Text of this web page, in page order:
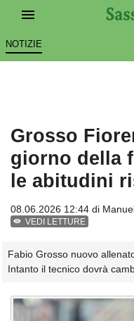
NOTIZIE
Grosso
giorno della
le abitudini
08.06.2026 12:44 di
VEDI LETTURE
Fabio Grosso nuovo
Intanto il tecnico dovrà